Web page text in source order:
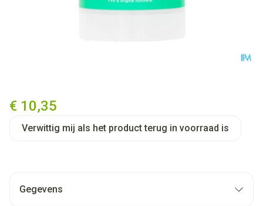
€ 10,35
Verwittig mij als het product terug in voorraad is
Gegevens